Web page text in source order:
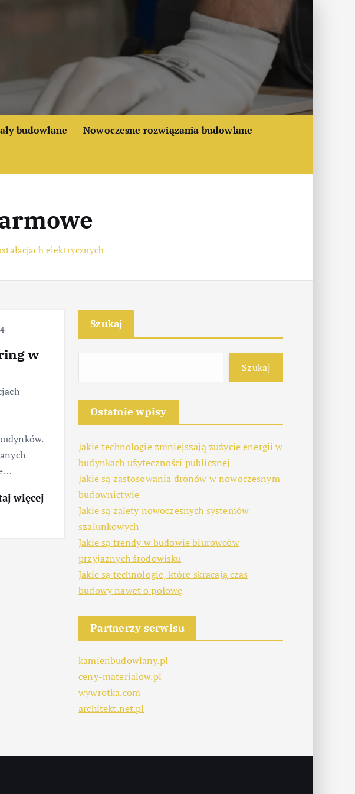
budowlane Nowoczesne rozwiązania budowlane
elektrycznych
w
więcej
Szukaj
Szukaj
Ostatnie wpisy
Jakie technologie zmniejszają zużycie energii w
budynkach użyteczności publicznej
Jakie są zastosowania dronów w nowoczesnym
budownictwie
Jakie są zalety nowoczesnych systemów
szalunkowych
Jakie są trendy w budowie biurowców
przyjaznych środowisku
Jakie są technologie, które skracają czas
budowy nawet o połowę
Partnerzy serwisu
kamienbudowlany.pl
ceny-materialow.pl
wywrotka.com
architekt.net.pl